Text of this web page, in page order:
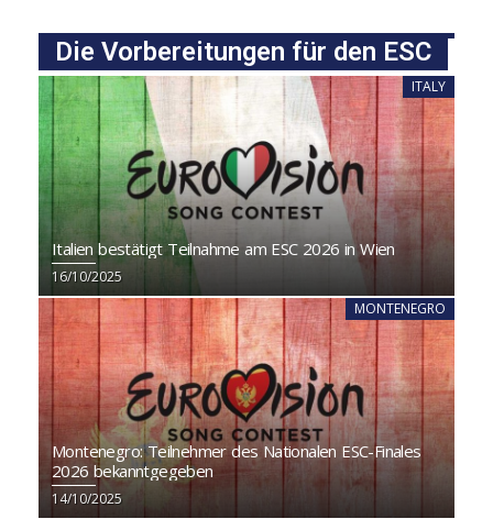
Die Vorbereitungen für den ESC
ITALY
Italien bestätigt Teilnahme am ESC 2026 in Wien
16/10/2025
MONTENEGRO
Montenegro: Teilnehmer des Nationalen ESC-Finales
2026 bekanntgegeben
14/10/2025